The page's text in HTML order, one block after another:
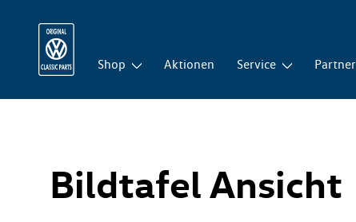
Shop Aktionen Service Partner
Bildtafel Ansicht